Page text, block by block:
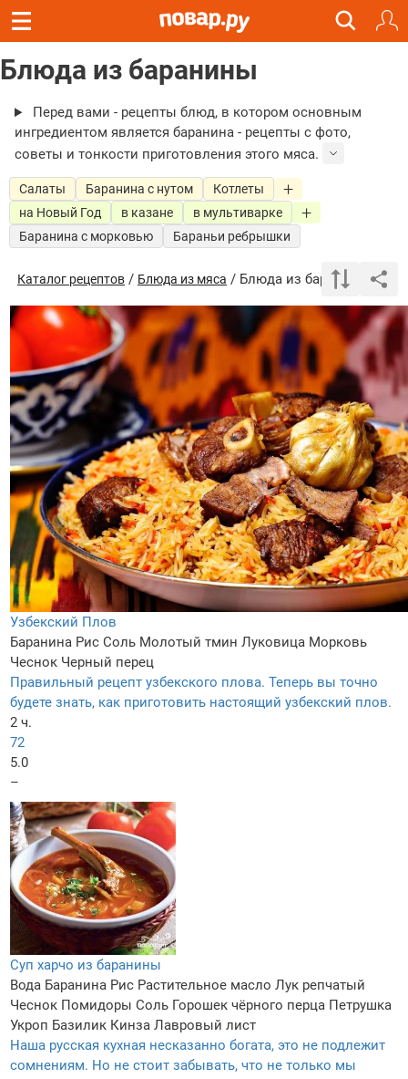
Блюда из баранины
Перед вами - рецепты блюд, в котором основным
ингредиентом является баранина - рецепты с фото,
советы и тонкости приготовления этого мяса.
Салаты Баранина с нутом
Котлеты
на Новый Год
в казане
в мультиварке
Баранина с морковью
Бараньи ребрышки
Каталог рецептов / Блюда из мяса / Блюда из баранины
Узбекский Плов
Баранина Рис Соль Молотый тмин Луковица Морковь
Чеснок Черный перец
Правильный рецепт узбекского плова. Теперь вы точно
будете знать, как приготовить настоящий узбекский плов.
2 ч.
72
5.0
–
Суп харчо из баранины
Вода Баранина Рис Растительное масло Лук репчатый
Чеснок Помидоры Соль Горошек чёрного перца Петрушка
Укроп Базилик Кинза Лавровый лист
Наша русская кухная несказанно богата, это не подлежит
сомнениям. Но не стоит забывать, что не только мы